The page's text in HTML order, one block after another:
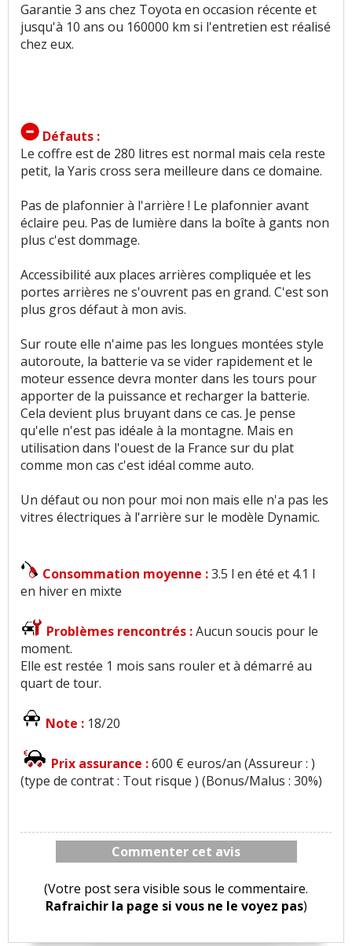
Garantie 3 ans chez Toyota en occasion récente et
jusqu'à 10 ans ou 160000 km si l'entretien est réalisé
chez eux.
Défauts :
Le coffre est de 280 litres est normal mais cela reste
petit, la Yaris cross sera meilleure dans ce domaine.
Pas de plafonnier à l'arrière ! Le plafonnier avant
éclaire peu. Pas de lumière dans la boîte à gants non
plus c'est dommage.
Accessibilité aux places arrières compliquée et les
portes arrières ne s'ouvrent pas en grand. C'est son
plus gros défaut à mon avis.
Sur route elle n'aime pas les longues montées style
autoroute, la batterie va se vider rapidement et le
moteur essence devra monter dans les tours pour
apporter de la puissance et recharger la batterie.
Cela devient plus bruyant dans ce cas. Je pense
qu'elle n'est pas idéale à la montagne. Mais en
utilisation dans l'ouest de la France sur du plat
comme mon cas c'est idéal comme auto.
Un défaut ou non pour moi non mais elle n'a pas les
vitres électriques à l'arrière sur le modèle Dynamic.
Consommation moyenne :3.5 l en été et 4.1 l
en hiver en mixte
Problèmes rencontrés :Aucun soucis pour le
moment.
Elle est restée 1 mois sans rouler et à démarré au
quart de tour.
Note : 18/20
Prix assurance :600 € euros/an (Assureur : )
(type de contrat : Tout risque ) (Bonus/Malus : 30%)
Commenter cet avis
(Votre post sera visible sous le commentaire.
Rafraichir la page si vous ne le voyez pas)